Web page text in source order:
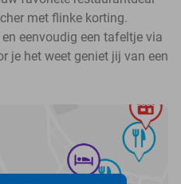
met flinke korting.
eenvoudig een tafeltje via
je het weet geniet jij van een